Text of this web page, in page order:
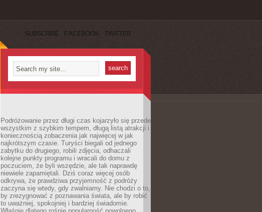
SUBSCRIBE FACEBOOK TWITTER
Podróżowanie przez długi czas kojarzyło się przede
wszystkim z szybkim tempem, długą listą atrakcji i
koniecznością zobaczenia jak najwięcej w jak
najkrótszym czasie. Turyści biegali od jednego
zabytku do drugiego, robili zdjęcia, odhaczali
kolejne punkty programu i wracali do domu z
poczuciem, że byli wszędzie, ale tak naprawdę
niewiele zapamiętali. Dziś coraz więcej osób
odkrywa, że prawdziwa przyjemność z podróży
zaczyna się wtedy, gdy zwalniamy. Nie chodzi o to,
by zrezygnować z poznawania świata, ale by robić
to uważniej, spokojniej i bardziej świadomie.